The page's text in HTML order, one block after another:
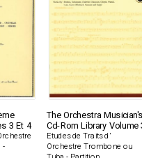
3 Et 4
-
The Orchestra Musician's
Cd-Rom Library Volume
Etudes de Traits d'
Orchestre Trombone ou